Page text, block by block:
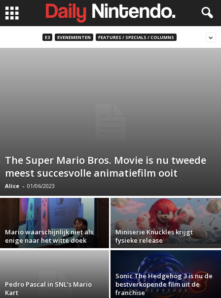
E3 EVENEMENTEN FEATURES / SPECIALS / COLUMNS
The Super Mario Bros. Movie is nu tweede
meest succesvolle animatiefilm ooit
Alice - 01/06/2023
Mario waarschijnlijk niet als
enige naar het witte doek
Miniserie Knuckles krijgt
fysieke release
Pedro Pascal in SNL’s Mario
Kart
Sonic The Hedgehog 3 is nu de
bestverkopende film uit de
franchise